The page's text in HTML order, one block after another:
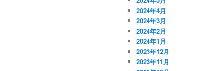
2024年4月
2024年3月
2024年2月
2024年1月
2023年12月
2023年11月